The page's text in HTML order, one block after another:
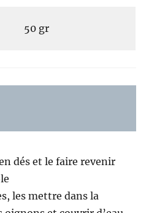
50 gr
dés et le faire revenir
les mettre dans la